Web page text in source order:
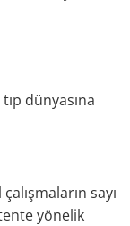
dünyasına
sayı
yönelik